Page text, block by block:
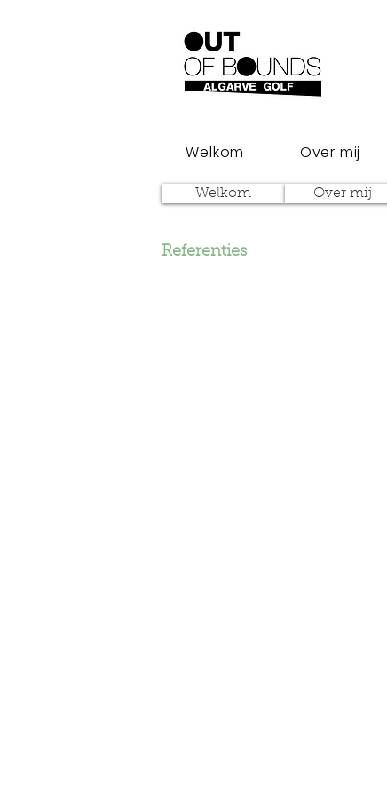
Welkom Over mij
Welkom Over mij
Referenties